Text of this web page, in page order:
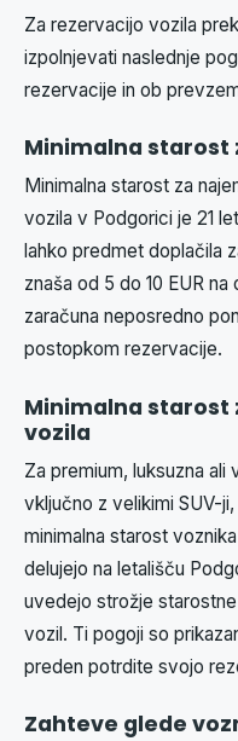
Za rezervacijo vozila
izpolnjevati naslednje
rezervacije in ob
Minimalna starost
Minimalna starost za
vozila v Podgorici je 21
lahko predmet doplačila
znaša od 5 do 10 EUR
zaračuna neposredno
postopkom rezervacije.
Minimalna starost
vozila
Za premium, luksuzna
vključno z velikimi SUV-
minimalna starost
delujejo na letališču
uvedejo strožje
vozil. Ti pogoji so
preden potrdite svojo
Zahteve glede